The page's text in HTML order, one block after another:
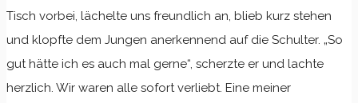
Tisch vorbei, lächelte uns freundlich an, blieb kurz stehen
und klopfte dem Jungen anerkennend auf die Schulter. „So
gut hätte ich es auch mal gerne“, scherzte er und lachte
herzlich. Wir waren alle sofort verliebt. Eine meiner